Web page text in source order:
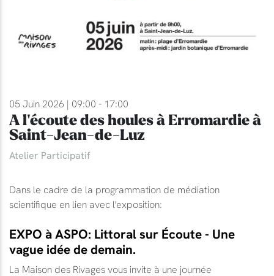
05 Juin 2026 | 09:00 - 17:00
A l'écoute des houles à Erromardie à
Saint-Jean-de-Luz
Atelier Participatif
Dans le cadre de la programmation de médiation
scientifique en lien avec l'exposition:
EXPO à ASPO: Littoral sur Écoute - Une
vague idée de demain.
La Maison des Rivages vous invite à une journée